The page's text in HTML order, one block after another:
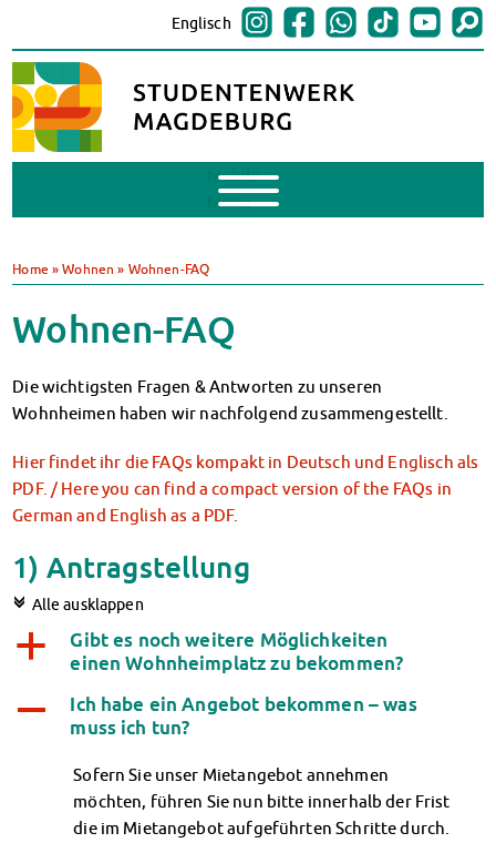
Englisch
Mobile
Menu
BAföG beantragen
BAföG-FAQs
Dokumente
BAföG-Sprechstunden
AnsprechpartnerInnen
Mensen & Cafeterien
Heute in unseren Mensen
JoGo – Studibar + Eventspace
Klimabewusst essen
CampusCatering
AnsprechpartnerInnen
Wohnen
Wohnheime im Überblick
Wohnheime in Magdeburg
Wohnheime in Wernigerode
MIT einander – FÜR einander
Wohnheimtutoren
Home »Wohnen » Wohnen-FAQ
Wohnen-FAQ
Die wichtigsten Fragen & Antworten zu unseren
Wohnheimen haben wir nachfolgend zusammengestellt.
Hier findet ihr die FAQs kompakt in Deutsch und Englisch als
PDF. / Here you can find a compact version of the FAQs in
German and English as a PDF.
1) Antragstellung
c Alle ausklappen
a
Gibt es noch weitere Möglichkeiten
einen Wohnheimplatz zu bekommen?
A
Ich habe ein Angebot bekommen – was
muss ich tun?
Sofern Sie unser Mietangebot annehmen
möchten, führen Sie nun bitte innerhalb der Frist
die im Mietangebot aufgeführten Schritte durch.